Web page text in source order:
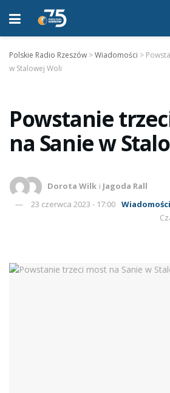
Polskie Radio Rzeszów >Wiadomości >
w Stalowej Woli
Powstanie
na Sanie w
Dorota Wilk i Jagoda Rall
23 czerwca 2023 - 17:00 Wiadomości